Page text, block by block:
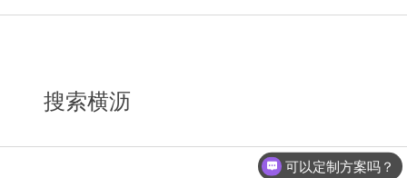
搜索横沥
可以定制方案吗？